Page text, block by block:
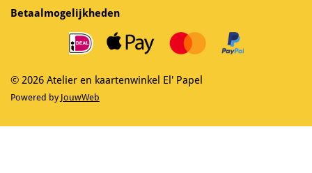
e
b
a
m
Betaalmogelijkheden
© 2026 Atelier en kaartenwinkel El' Papel
Powered by JouwWeb